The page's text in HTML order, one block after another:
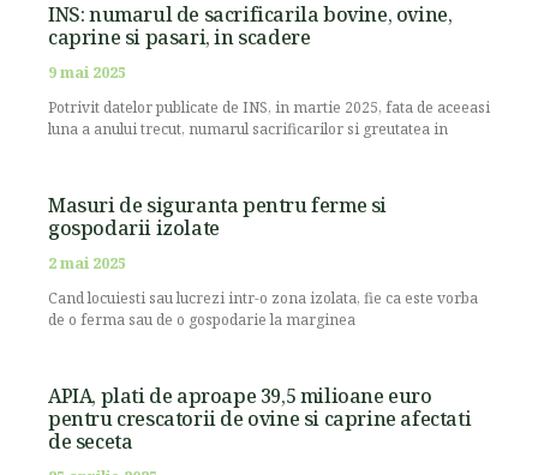
INS: numarul de sacrificarila bovine, ovine,
caprine si pasari, in scadere
9 mai 2025
Potrivit datelor publicate de INS, in martie 2025, fata de aceeasi
luna a anului trecut, numarul sacrificarilor si greutatea in
Masuri de siguranta pentru ferme si
gospodarii izolate
2 mai 2025
Cand locuiesti sau lucrezi intr-o zona izolata, fie ca este vorba
de o ferma sau de o gospodarie la marginea
APIA, plati de aproape 39,5 milioane euro
pentru crescatorii de ovine si caprine afectati
de seceta